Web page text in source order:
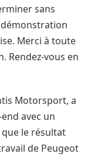
sans
Merci à toute
Rendez-vous en
Motorsport, a
avec un
le résultat
de Peugeot